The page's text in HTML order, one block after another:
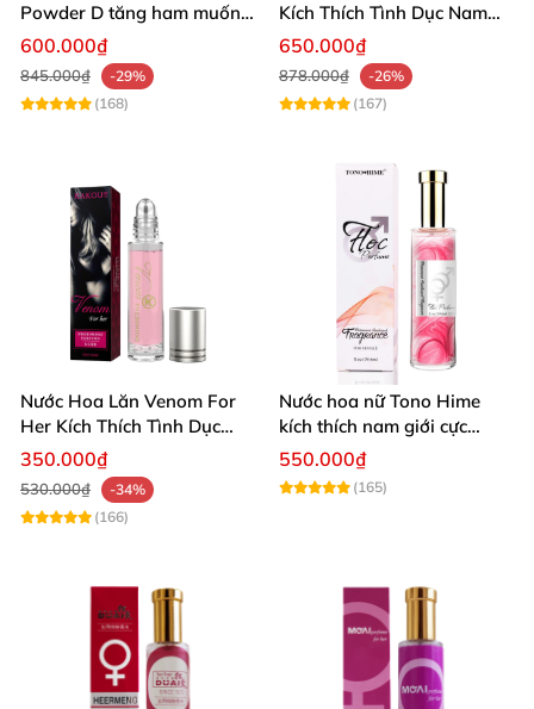
Powder D tăng ham muốn
nam giới mạnh
600.000₫
845.000₫
-29%
(168)
Kích Thích Tình Dục Nam
Mạnh Mẽ
650.000₫
878.000₫
-26%
(167)
Nước Hoa Lăn Venom For
Her Kích Thích Tình Dục
Nam Giới
350.000₫
530.000₫
-34%
(166)
Nước hoa nữ Tono Hime
kích thích nam giới cực
mạnh, không mùi quyến rũ
550.000₫
(165)